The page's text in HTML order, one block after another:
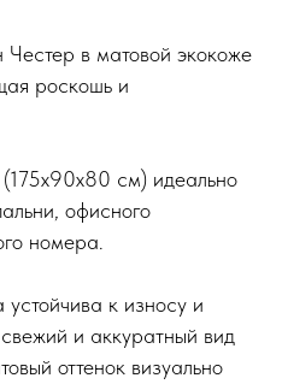
Честер в матовой экокоже
роскошь и
см) идеально
офисного
номера.
к износу и
и аккуратный вид
оттенок визуально